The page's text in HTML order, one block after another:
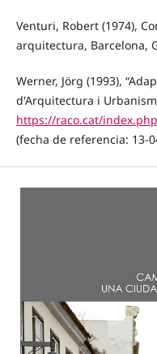
Venturi, Robert (1974),
arquitectura, Barcelona,
Werner, Jörg (1993),
d'Arquitectura i
https://raco.cat/
(fecha de referencia: 13-